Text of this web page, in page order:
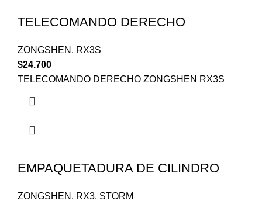
TELECOMANDO DERECHO
ZONGSHEN , RX3S
$24.700
TELECOMANDO DERECHO ZONGSHEN RX3S
EMPAQUETADURA DE CILINDRO
ZONGSHEN , RX3, STORM